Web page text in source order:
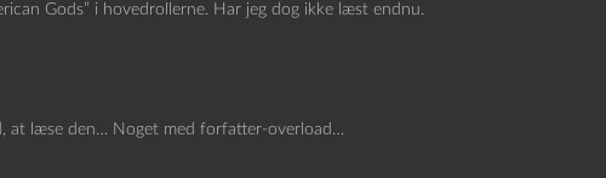
Gods” i hovedrollerne. Har jeg dog ikke læst endnu.
at læse den… Noget med forfatter-overload…